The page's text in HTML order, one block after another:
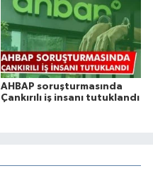
AHBAP soruşturmasında
Çankırılı iş insanı tutuklandı